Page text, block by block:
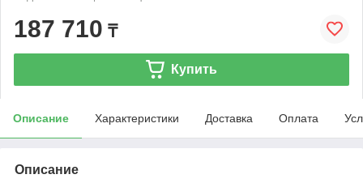
187 710 ₸
Купить
Описание Характеристики Доставка Оплата
Описание